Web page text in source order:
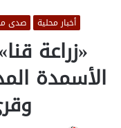
أخبار محلية صدى
«زراعة
الأسمدة